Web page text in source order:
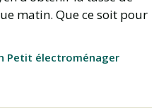
matin. Que ce soit pour
Petit électroménager